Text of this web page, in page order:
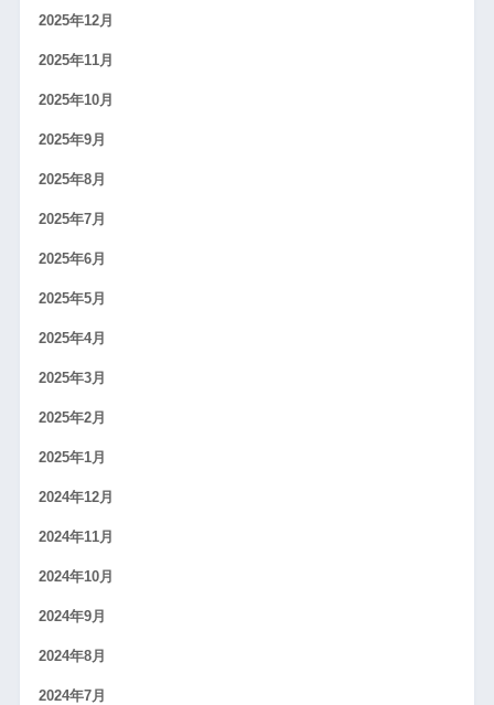
2025年12月
2025年11月
2025年10月
2025年9月
2025年8月
2025年7月
2025年6月
2025年5月
2025年4月
2025年3月
2025年2月
2025年1月
2024年12月
2024年11月
2024年10月
2024年9月
2024年8月
2024年7月